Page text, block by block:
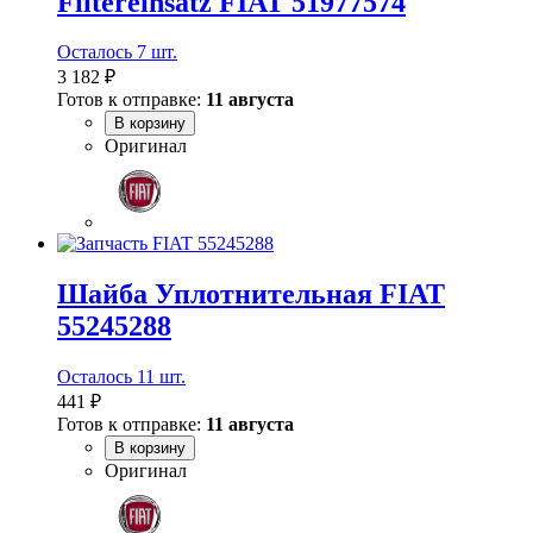
Осталось 7 шт.
3 182 ₽
Готов к отправке: 11 августа
В корзину
Оригинал
Шайба Уплотнительная FIAT
55245288
Осталось 11 шт.
441 ₽
Готов к отправке: 11 августа
В корзину
Оригинал